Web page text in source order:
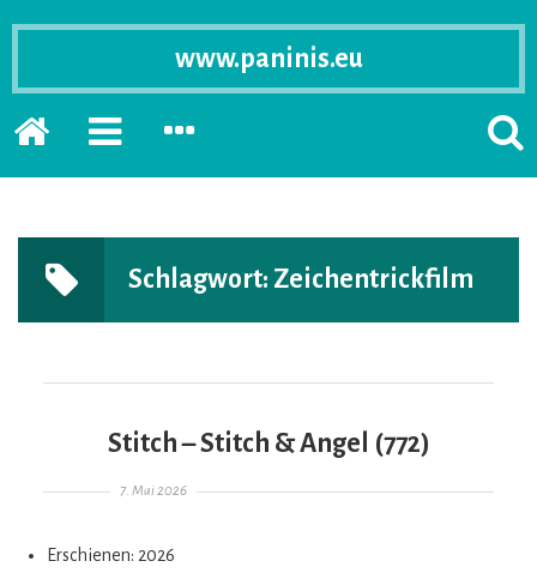
www.paninis.eu
Startseite
PRIMÄRE
ERWEITERN
SEKUNDÄRE
ERWEITERN
Schlagwort: Zeichentrickfilm
Stitch – Stitch & Angel (772)
Gepostet am
7. Mai 2026
Erschienen: 2026